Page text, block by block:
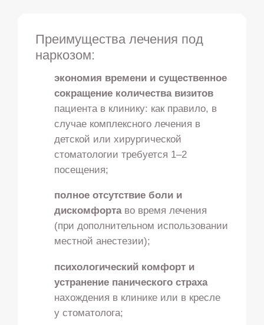
Преимущества лечения под
наркозом:
экономия времени и существенное
сокращение количества визитов
пациента в клинику: как правило, в
случае комплексного лечения в
детской или хирургической
стоматологии требуется 1–2
посещения;
полное отсутствие боли и
дискомфорта во время лечения
(при дополнительном использовании
местной анестезии);
психологический комфорт и
устранение панического страха
нахождения в клинике или в кресле
у стоматолога;